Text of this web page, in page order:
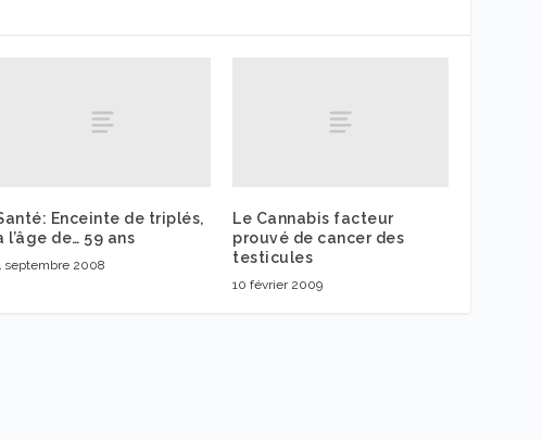
Enceinte de triplés,
l’âge de… 59 ans
septembre 2008
Le Cannabis facteur
prouvé de cancer des
testicules
10 février 2009